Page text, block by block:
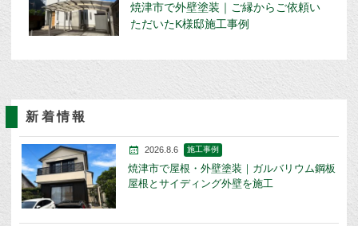
焼津市で外壁塗装｜ご縁からご依頼い
ただいたK様邸施工事例
新着情報
2026.8.6 施工事例
焼津市で屋根・外壁塗装｜ガルバリウム鋼板
屋根とサイディング外壁を施工